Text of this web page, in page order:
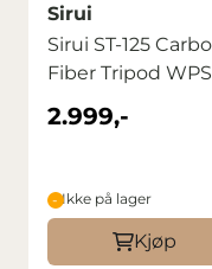
Sirui
Sirui ST-125 Carbon
Fiber Tripod WPS
2.999,-
Ikke på lager
Kjøp